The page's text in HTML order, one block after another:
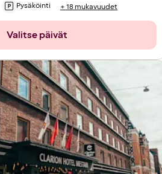
Pysäköinti + 18 mukavuudet
Valitse päivät